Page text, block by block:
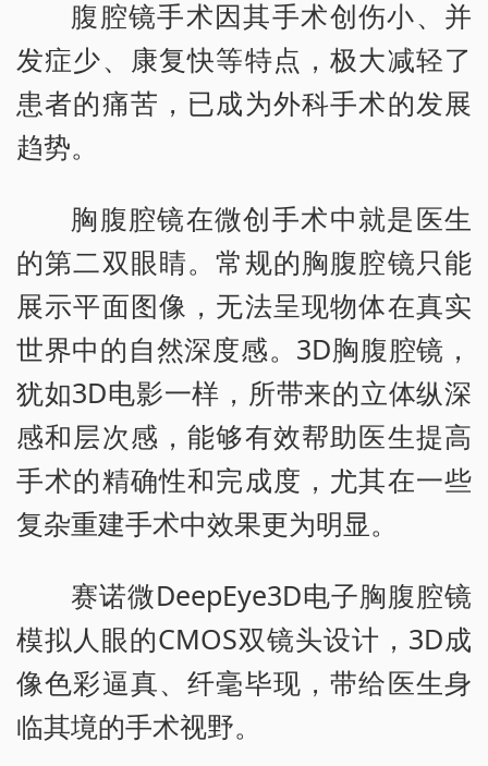
腹腔镜手术因其手术创伤小、并
发症少、康复快等特点，极大减轻了
患者的痛苦，已成为外科手术的发展
趋势。
胸腹腔镜在微创手术中就是医生
的第二双眼睛。常规的胸腹腔镜只能
展示平面图像，无法呈现物体在真实
世界中的自然深度感。3D胸腹腔镜，
犹如3D电影一样，所带来的立体纵深
感和层次感，能够有效帮助医生提高
手术的精确性和完成度，尤其在一些
复杂重建手术中效果更为明显。
赛诺微DeepEye3D电子胸腹腔镜
模拟人眼的CMOS双镜头设计，3D成
像色彩逼真、纤毫毕现，带给医生身
临其境的手术视野。